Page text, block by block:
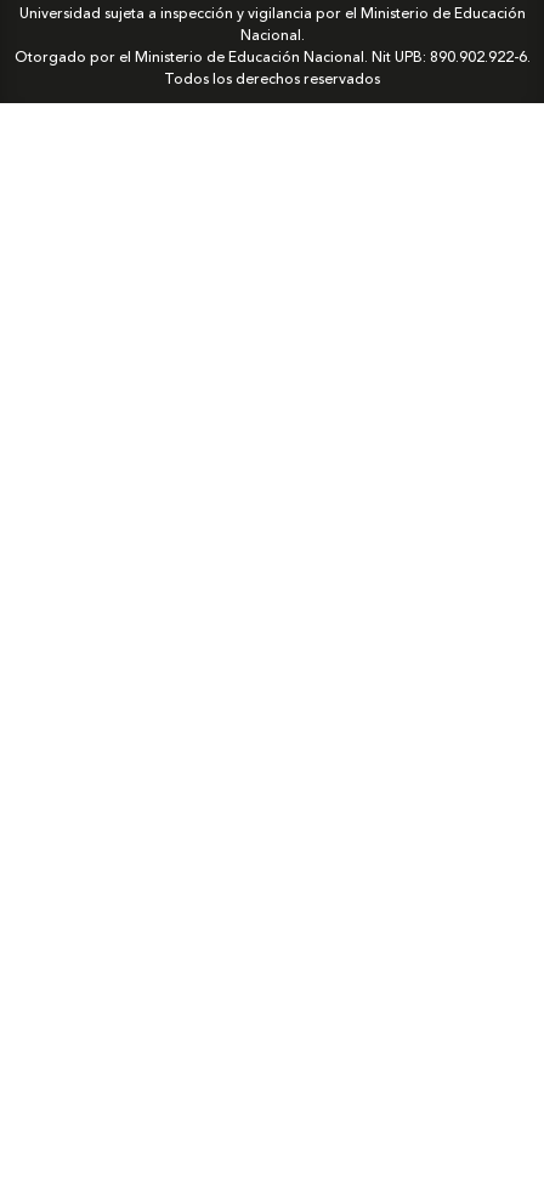
Universidad sujeta a inspección y vigilancia por el Ministerio de Educación
Nacional.
Otorgado por el Ministerio de Educación Nacional. Nit UPB: 890.902.922-6.
Todos los derechos reservados